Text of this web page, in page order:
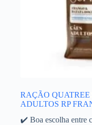
RAÇÃO QUATREE
ADULTOS RP
✔️ Boa escolha entre